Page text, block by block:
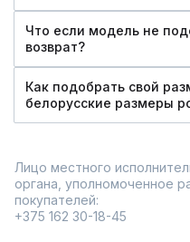
Что если модель не
возврат?
Как подобрать свой
белорусские размеры
Лицо местного
органа, уполномоченное
покупателей:
+375 162 30-18-45